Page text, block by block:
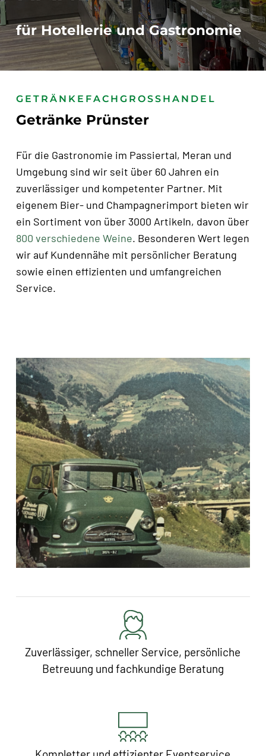
für Hotellerie und Gastronomie
GETRÄNKEFACHGROSSHANDEL
Getränke Prünster
Für die Gastronomie im Passiertal, Meran und
Umgebung sind wir seit über 60 Jahren ein
zuverlässiger und kompetenter Partner. Mit
eigenem Bier- und Champagnerimport bieten wir
ein Sortiment von über 3000 Artikeln, davon über
800 verschiedene Weine. Besonderen Wert legen
wir auf Kundennähe mit persönlicher Beratung
sowie einen effizienten und umfangreichen
Service.
Zuverlässiger, schneller Service, persönliche
Betreuung und fachkundige Beratung